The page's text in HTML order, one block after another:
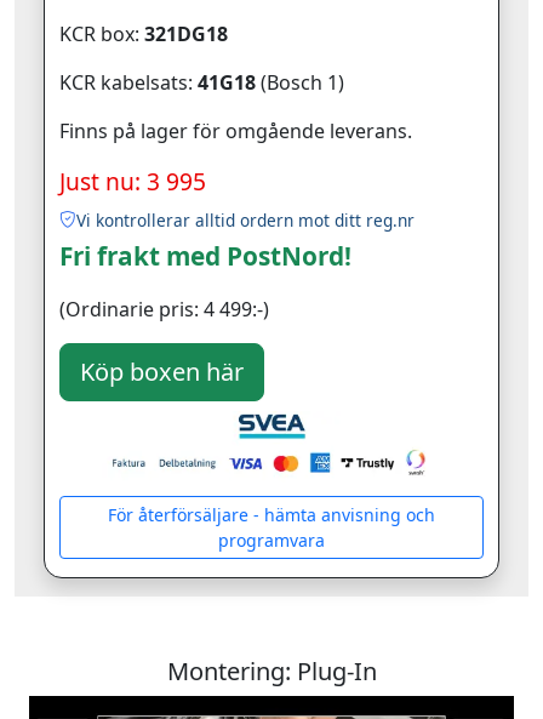
KCR box: 321DG18
KCR kabelsats: 41G18(Bosch 1)
Finns på lager för omgående leverans.
Just nu: 3 995
Vi kontrollerar alltid ordern mot ditt reg.nr
Fri frakt med PostNord!
(Ordinarie pris: 4 499:-)
För återförsäljare - hämta anvisning och
programvara
Montering: Plug-In